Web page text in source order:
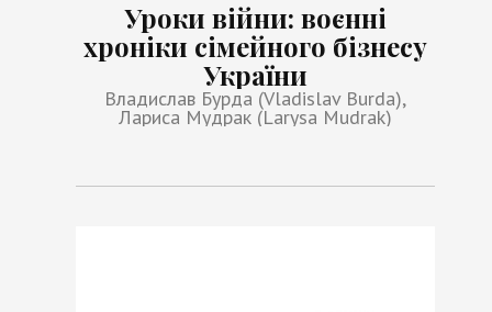
Уроки війни: воєнні
хроніки сімейного бізнесу
України
Владислав Бурда (Vladislav Burda),
Лариса Мудрак (Larysa Mudrak)